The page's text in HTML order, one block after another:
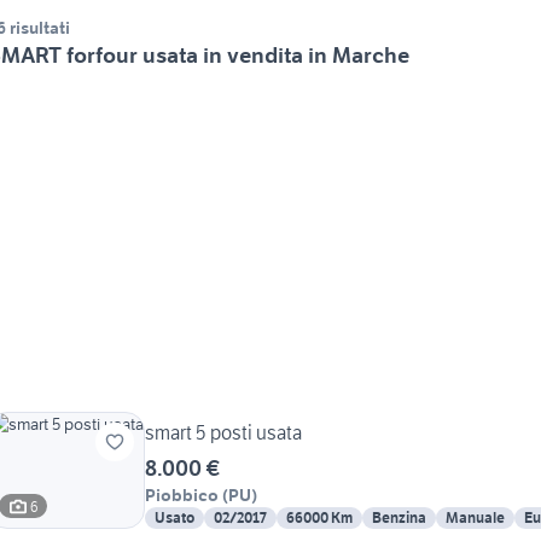
risultati
forfour usata in vendita in Marche
6
smart 5 posti usata
8.000 €
Piobbico (PU)
Usato 02/2017 66000 Km Benzina Manuale